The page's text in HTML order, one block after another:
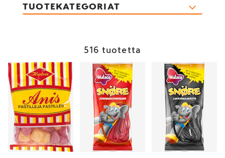
TUOTEKATEGORIAT
516 tuotetta